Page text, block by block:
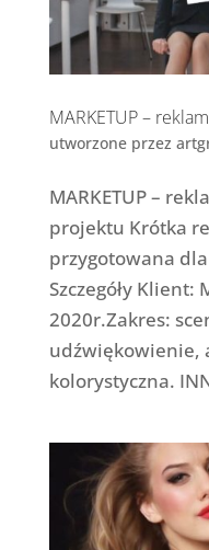
MARKETUP –
utworzone przez
MARKETUP –
projektu Krótka
przygotowana
Szczegóły Klient:
2020r.Zakres:
udźwiękowienie,
kolorystyczna.